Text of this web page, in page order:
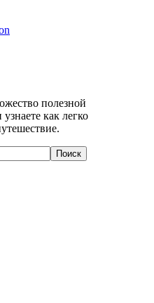
полезной
как легко